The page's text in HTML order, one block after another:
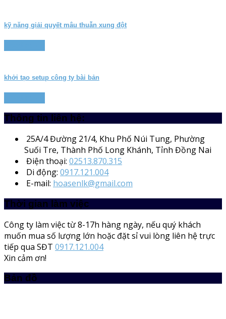
kỹ năng giải quyết mâu thuẫn xung đột
khởi tạo setup công ty bài bản
Thông tin liên hệ:
25A/4Đường 21/4, Khu Phố Núi Tung, Phường
Suối Tre, Thành Phố Long Khánh, Tỉnh Đồng Nai
Điện thoại: 02513.870.315
Di động: 0917.121.004
E-mail: hoasenlk@gmail.com
Thời gian làm việc
Công ty làm việc từ 8-17h hàng ngày, nếu quý khách
muốn mua số lượng lớn hoặc đặt sỉ vui lòng liên hệ trực
tiếp qua SĐT 0917.121.004
Xin cảm ơn!
Bản đồ